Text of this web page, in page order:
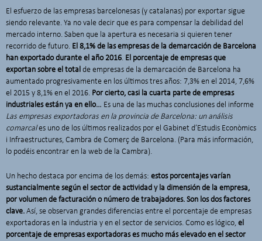
El esfuerzo de las empresas barcelonesas (y catalanas) por exportar sigue
siendo relevante. Ya no vale decir que es para compensar la debilidad del
mercado interno. Saben que la apertura es necesaria si quieren tener
recorrido de futuro. El 8,1% de las empresas de la demarcación de Barcelona
han exportado durante el año 2016. El porcentaje de empresas que
exportan sobre el total de empresas de la demarcación de Barcelona ha
aumentado progresivamente en los últimos tres años: 7,3% en el 2014, 7,6%
el 2015 y 8,1% en el 2016. Por cierto, casi la cuarta parte de empresas
industriales están ya en ello… Es una de las muchas conclusiones del informe
Las empresas exportadoras en la provincia de Barcelona: un análisis
comarcales uno de los últimos realizados por el Gabinet d’Estudis Econòmics
i Infraestructures, Cambra de Comerç de Barcelona. (Para más información,
lo podéis encontrar en la web de la Cambra).
Un hecho destaca por encima de los demás: estos porcentajes varían
sustancialmente según el sector de actividad y la dimensión de la empresa,
por volumen de facturación o número de trabajadores. Son los dos factores
clave. Así, se observan grandes diferencias entre el porcentaje de empresas
exportadoras en la industria y en el sector de servicios. Como es lógico, el
porcentaje de empresas exportadoras es mucho más elevado en el sector